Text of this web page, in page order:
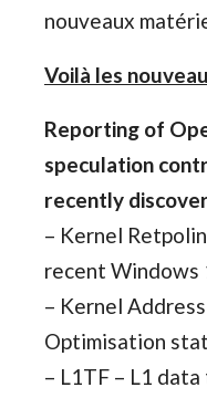
nouveaux
Voilà les
Reporting of
speculation
recently
– Kernel
recent Windows
– Kernel
Optimisation
– L1TF – L1